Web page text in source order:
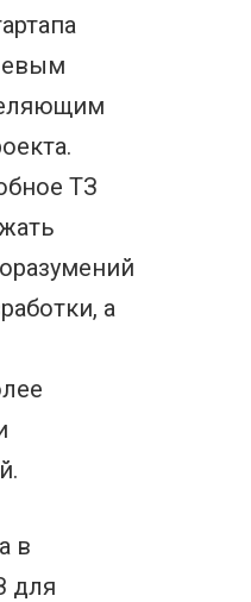
ТЗ
а
в
для